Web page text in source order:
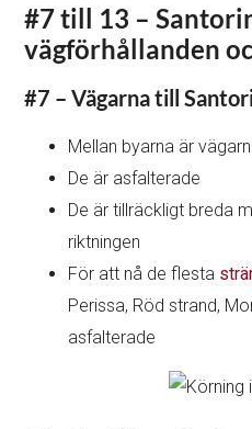
#7 till 13 –
vägförhållanden
#7 – Vägarna till
Mellan byarna är
De är asfalterade
De är tillräckligt breda
riktningen
För att nå de flesta
Perissa, Röd strand,
asfalterade